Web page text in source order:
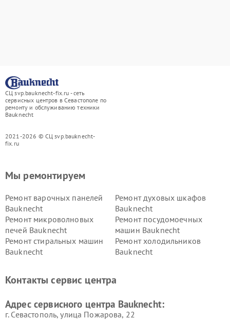
СЦ svp.bauknecht-fix.ru - сеть
сервисных центров в Севастополе по
ремонту и обслуживанию техники
Bauknecht
2021-2026 © СЦ svp.bauknecht-
fix.ru
Мы ремонтируем
Ремонт варочных панелей
Bauknecht
Ремонт духовых шкафов
Bauknecht
Ремонт микроволновых
печей Bauknecht
Ремонт посудомоечных
машин Bauknecht
Ремонт стиральных машин
Bauknecht
Ремонт холодильников
Bauknecht
Контакты сервис центра
Адрес сервисного центра Bauknecht:
г. Севастополь, улица Пожарова, 22